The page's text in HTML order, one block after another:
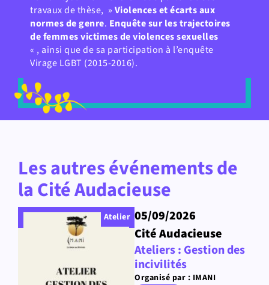
travaux de thèse, » Violences et écarts aux
normes de genre. Enquête sur les trajectoires
de femmes victimes de violences sexuelles
« , ainsi que de sa participation à l’enquête
Virage LGBT (2015-2016).
Les autres événements de
la Cité Audacieuse
Atelier 05/09/2026
Cité Audacieuse
Ateliers : Gestion des
incivilités
Organisé par : IMANI